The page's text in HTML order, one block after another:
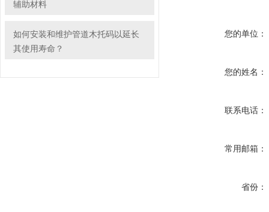
辅助材料
如何安装和维护管道木托码以延长
其使用寿命？
您的单位：
您的姓名：
联系电话：
常用邮箱：
省份：